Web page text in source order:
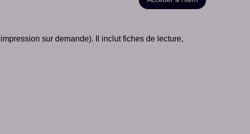
sur demande). Il inclut fiches de lecture,